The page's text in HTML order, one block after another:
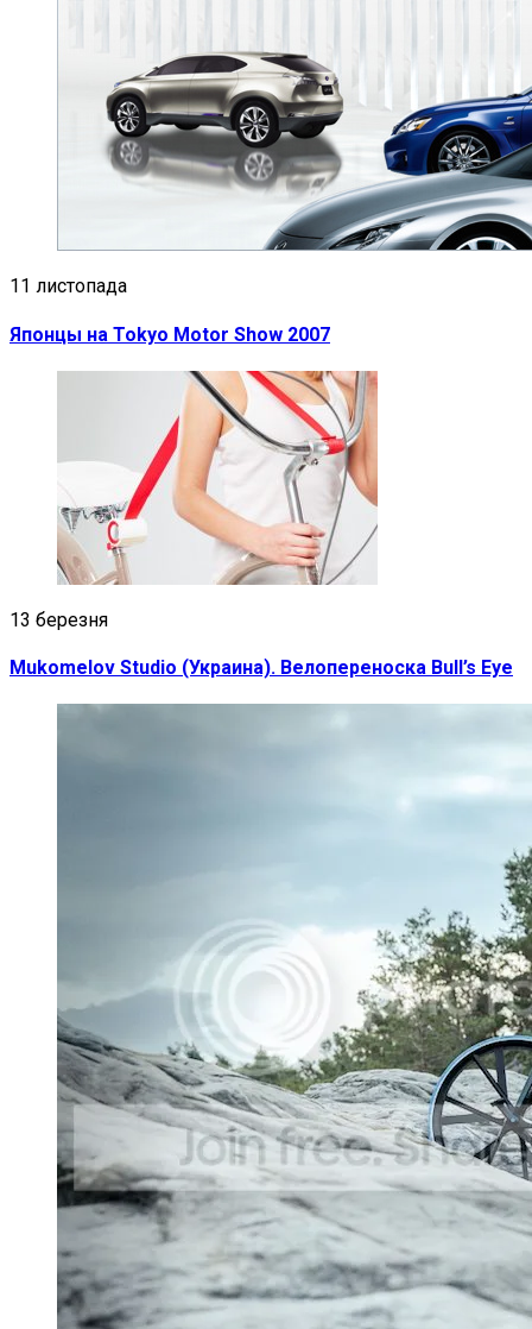
11 листопада
Японцы на Tokyo Motor Show 2007
13 березня
Mukomelov Studio (Украина). Велопереноска Bull’s Eye